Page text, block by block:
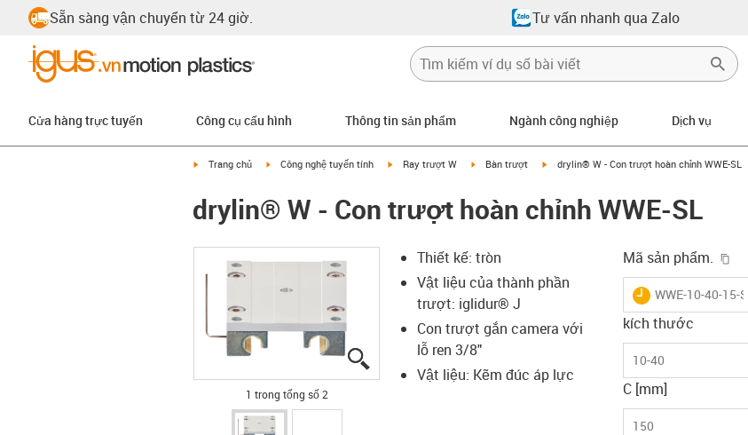
Sẵn sàng vận chuyển từ 24 giờ. Tư vấn nhanh qua Zalo
Cửa hàng trực tuyến Công cụ cấu hình Thông tin sản phẩm Ngành công nghiệp Dịch vụ
igus-icon-arrow-right
Trang chủ igus-icon-arrow-right
Công nghệ tuyến tính igus-icon-arrow-right
Ray trượt W igus-icon-arrow-right
Bàn trượt igus-icon-arrow-right
drylin® W - Con trượt hoàn chỉnh WWE-SL
drylin® W - Con trượt hoàn chỉnh WWE-SL
igus-icon-lupe
igus-icon-lupe
1 trong tổng số 2
Thiết kế: tròn
Vật liệu của thành phần
trượt: iglidur® J
Con trượt gắn camera với
lỗ ren 3/8"
Vật liệu: Kẽm đúc áp lực
Mã sản phẩm.
igus-icon-lieferzeit
WWE-10-40-15-SL
kích thước
10-40
C [mm]
150